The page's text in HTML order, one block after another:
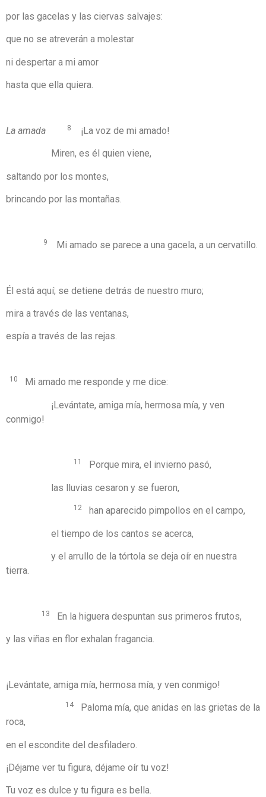
por las gacelas y las ciervas salvajes:
que no se atreverán a molestar
ni despertar a mi amor
hasta que ella quiera.
La amada 8 ¡La voz de mi amado!
Miren, es él quien viene,
saltando por los montes,
brincando por las montañas.
9 Mi amado se parece a una gacela, a un cervatillo.
Él está aquí; se detiene detrás de nuestro muro;
mira a través de las ventanas,
espía a través de las rejas.
10 Mi amado me responde y me dice:
¡Levántate, amiga mía, hermosa mía, y ven
conmigo!
11 Porque mira, el invierno pasó,
las lluvias cesaron y se fueron,
12 han aparecido pimpollos en el campo,
el tiempo de los cantos se acerca,
y el arrullo de la tórtola se deja oír en nuestra
tierra.
13 En la higuera despuntan sus primeros frutos,
y las viñas en flor exhalan fragancia.
¡Levántate, amiga mía, hermosa mía, y ven conmigo!
14
Paloma mía, que anidas en las grietas de la
roca,
en el escondite del desfiladero.
¡Déjame ver tu figura, déjame oír tu voz!
Tu voz es dulce y tu figura es bella.